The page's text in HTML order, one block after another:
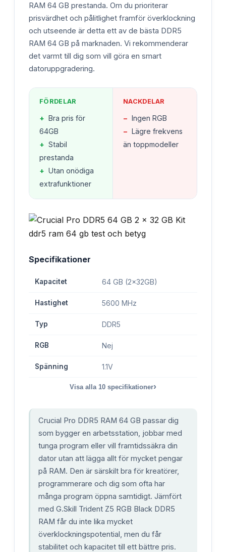
RAM 64 GB prestanda. Om du prioriterar
prisvärdhet och pålitlighet framför överklockning
och utseende är detta ett av de bästa DDR5
RAM 64 GB på marknaden. Vi rekommenderar
det varmt till dig som vill göra en smart
datoruppgradering.
FÖRDELAR
+ Bra pris för
64GB
+ Stabil
prestanda
+ Utan onödiga
extrafunktioner
NACKDELAR
− Ingen RGB
− Lägre frekvens
än toppmodeller
Specifikationer
Kapacitet 64 GB (2x32GB)
Hastighet 5600 MHz
Typ DDR5
RGB Nej
Spänning 1.1V
Visa alla 10 specifikationer›
Crucial Pro DDR5 RAM 64 GB passar dig
som bygger en arbetsstation, jobbar med
tunga program eller vill framtidssäkra din
dator utan att lägga allt för mycket pengar
på RAM. Den är särskilt bra för kreatörer,
programmerare och dig som ofta har
många program öppna samtidigt. Jämfört
med G.Skill Trident Z5 RGB Black DDR5
RAM får du inte lika mycket
överklockningspotential, men du får
stabilitet och kapacitet till ett bättre pris.